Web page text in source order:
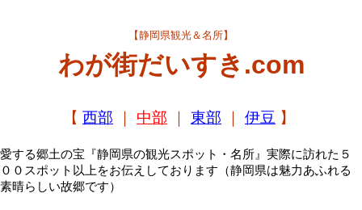
【静岡県観光＆名所】
わが街だいすき.com
【 西部 中部 東部 伊豆 】
愛する郷土の宝『静岡県の観光スポット・名所』実際に訪れた５
００スポット以上をお伝えしております（静岡県は魅力あふれる
素晴らしい故郷です）